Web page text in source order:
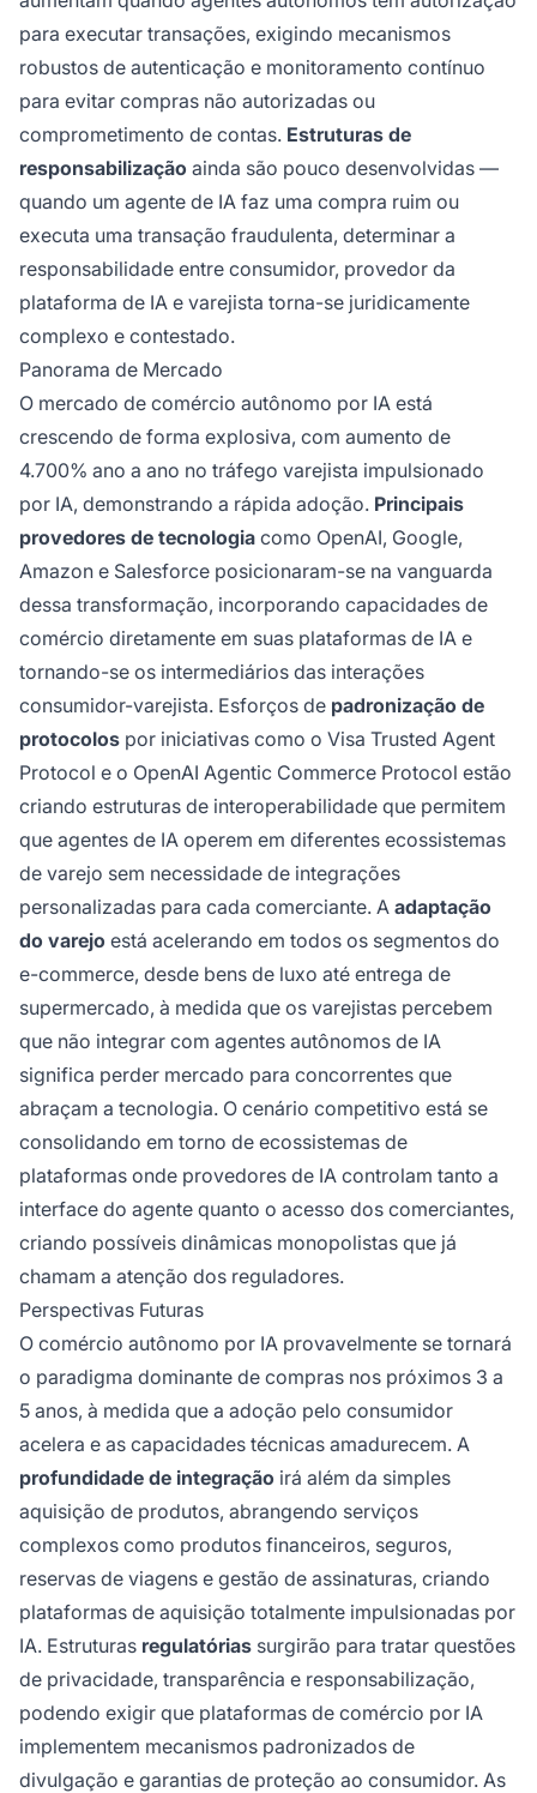
para executar transações, exigindo mecanismos
robustos de autenticação e monitoramento contínuo
para evitar compras não autorizadas ou
comprometimento de contas. Estruturas de
responsabilização ainda são pouco desenvolvidas —
quando um agente de IA faz uma compra ruim ou
executa uma transação fraudulenta, determinar a
responsabilidade entre consumidor, provedor da
plataforma de IA e varejista torna-se juridicamente
complexo e contestado.
Panorama de Mercado
O mercado de comércio autônomo por IA está
crescendo de forma explosiva, com aumento de
4.700% ano a ano no tráfego varejista impulsionado
por IA, demonstrando a rápida adoção. Principais
provedores de tecnologia como OpenAI, Google,
Amazon e Salesforce posicionaram-se na vanguarda
dessa transformação, incorporando capacidades de
comércio diretamente em suas plataformas de IA e
tornando-se os intermediários das interações
consumidor-varejista. Esforços de padronização de
protocolos por iniciativas como o Visa Trusted Agent
Protocol e o OpenAI Agentic Commerce Protocol estão
criando estruturas de interoperabilidade que permitem
que agentes de IA operem em diferentes ecossistemas
de varejo sem necessidade de integrações
personalizadas para cada comerciante. A adaptação
do varejo está acelerando em todos os segmentos do
e-commerce, desde bens de luxo até entrega de
supermercado, à medida que os varejistas percebem
que não integrar com agentes autônomos de IA
significa perder mercado para concorrentes que
abraçam a tecnologia. O cenário competitivo está se
consolidando em torno de ecossistemas de
plataformas onde provedores de IA controlam tanto a
interface do agente quanto o acesso dos comerciantes,
criando possíveis dinâmicas monopolistas que já
chamam a atenção dos reguladores.
Perspectivas Futuras
O comércio autônomo por IA provavelmente se tornará
o paradigma dominante de compras nos próximos 3 a
5 anos, à medida que a adoção pelo consumidor
acelera e as capacidades técnicas amadurecem. A
profundidade de integração irá além da simples
aquisição de produtos, abrangendo serviços
complexos como produtos financeiros, seguros,
reservas de viagens e gestão de assinaturas, criando
plataformas de aquisição totalmente impulsionadas por
IA. Estruturas regulatórias surgirão para tratar questões
de privacidade, transparência e responsabilização,
podendo exigir que plataformas de comércio por IA
implementem mecanismos padronizados de
divulgação e garantias de proteção ao consumidor. As